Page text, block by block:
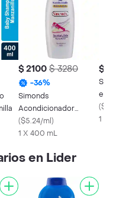
$ 2100 $ 3280
-36%
Simonds
Acondicionador
Brillitos de Argán
($5.24/ml)
1 X 400 mL
$
en
(
1 X
en Lider